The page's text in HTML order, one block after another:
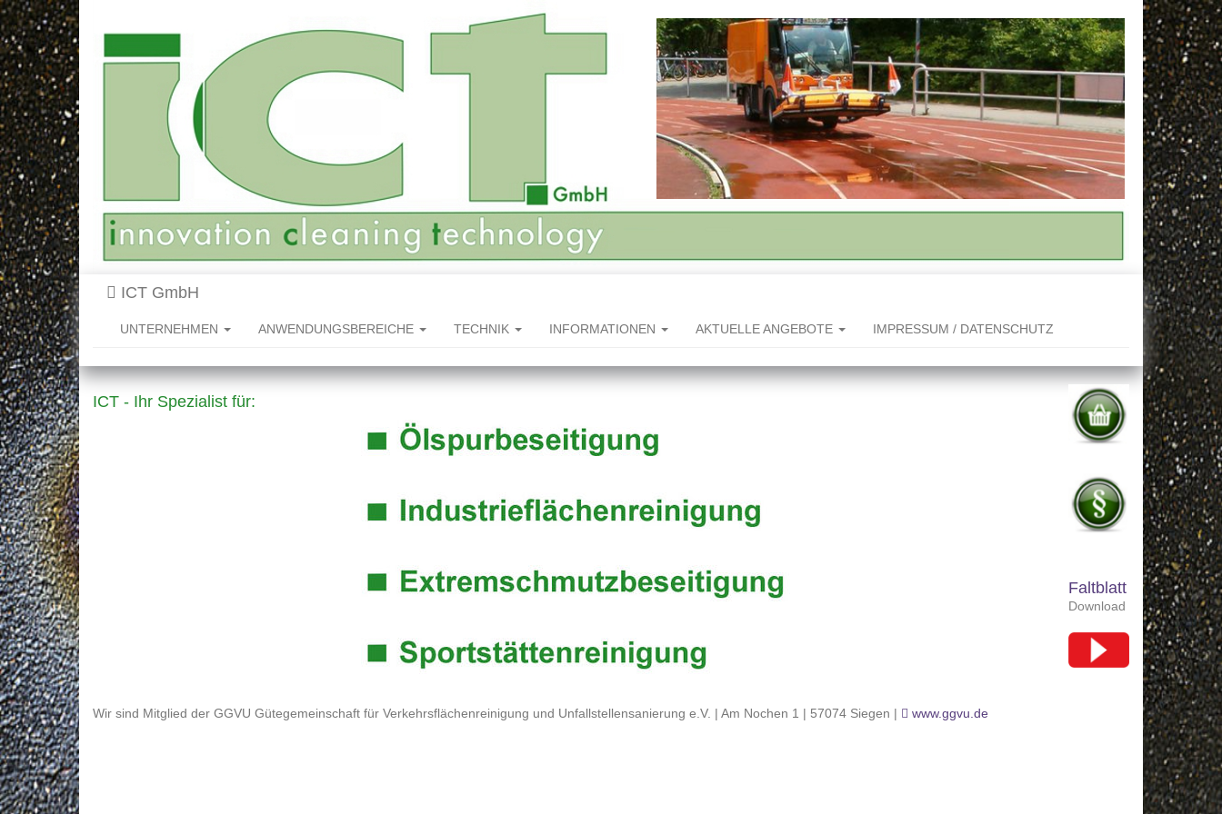
ICT GmbH
UNTERNEHMEN ANWENDUNGSBEREICHE TECHNIK INFORMATIONEN AKTUELLE ANGEBOTE IMPRESSUM / DATENSCHUTZ
ICT - Ihr Spezialist für:
Wir sind Mitglied der GGVU Gütegemeinschaft für Verkehrsflächenreinigung und Unfallstellensanierung e.V. | Am Nochen 1 | 57074 Siegen | www.ggvu.de
Faltblatt
Download